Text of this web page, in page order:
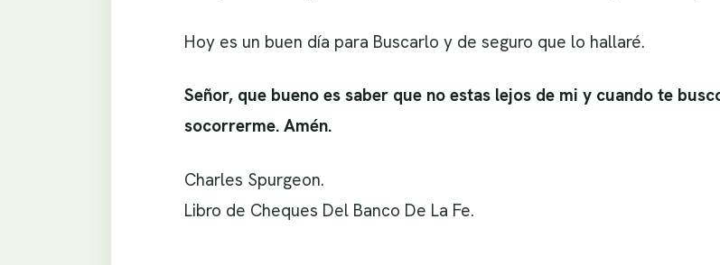
Hoy es un buen día para Buscarlo y de seguro que lo hallaré.
Señor, que bueno es saber que no estas lejos de mi y cuando te
socorrerme. Amén.
Charles Spurgeon.
Libro de Cheques Del Banco De La Fe.